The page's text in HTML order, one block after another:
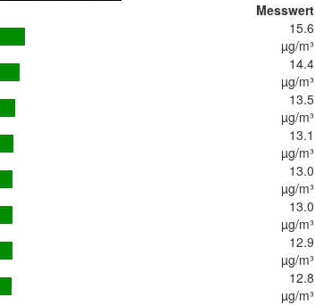
Messwert
15.6
µg/m³
14.4
µg/m³
13.5
µg/m³
13.1
µg/m³
13.0
µg/m³
13.0
µg/m³
12.9
µg/m³
12.8
µg/m³